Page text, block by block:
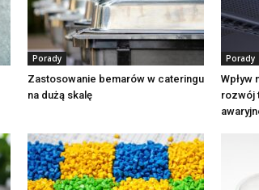
Porady
Zastosowanie bemarów w cateringu
na dużą skalę
Porady
Wpływ
rozwój